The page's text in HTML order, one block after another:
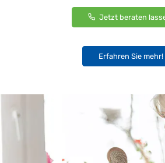
Jetzt beraten
Erfahren Sie mehr!